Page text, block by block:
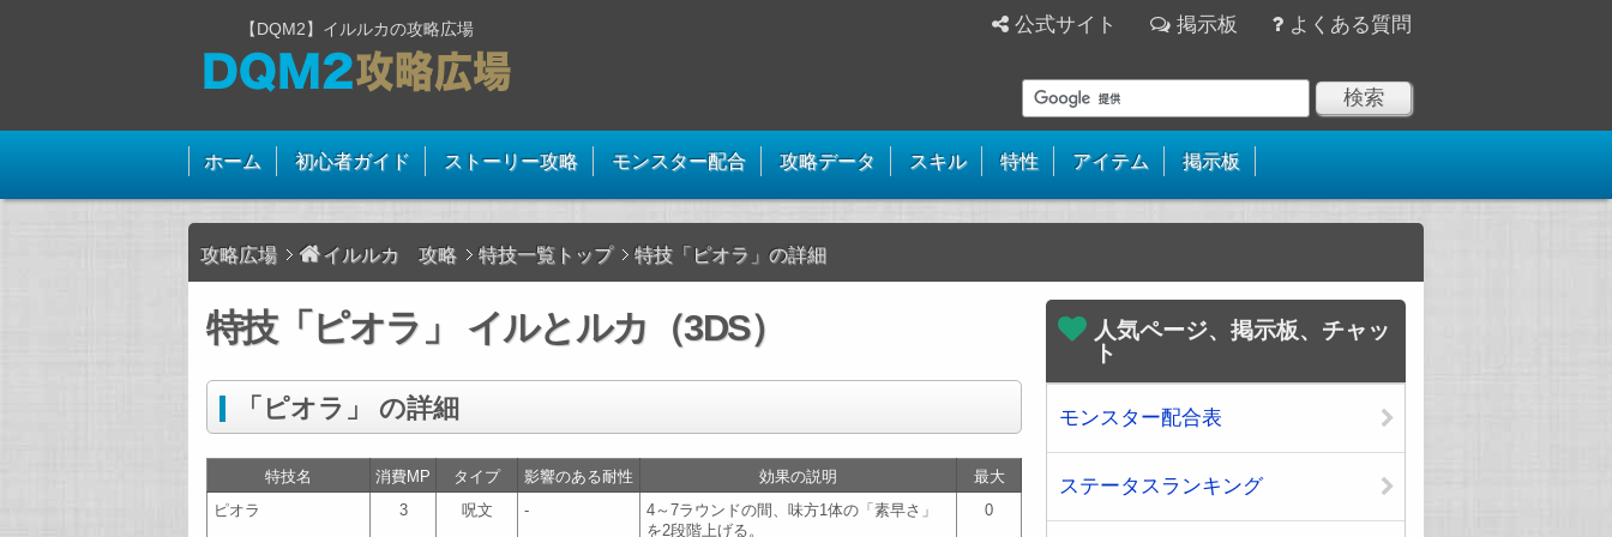
【DQM2】イルルカの攻略広場 公式サイト 掲示板 よくある質問
ホーム 初心者ガイド ストーリー攻略 モンスター配合 攻略データ スキル 特性 アイテム 掲示板
攻略広場 イルルカ 攻略 特技一覧トップ 特技「ピオラ」の詳細
特技「ピオラ」 イルとルカ（3DS）
「ピオラ」 の詳細
特技名 消費MP タイプ 影響のある耐性 効果の説明
最大
ピオラ
3 呪文 -
4～7ラウンドの間、味方1体の「素早さ」
を2段階上げる。
0
人気ページ、掲示板、チャッ
ト
モンスター配合表
ステータスランキング